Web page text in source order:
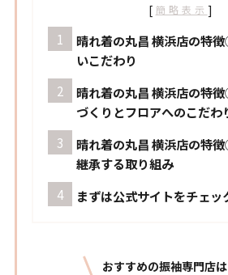
[ 簡略表示 ]
晴れ着の丸昌 横浜店の特
いこだわり
晴れ着の丸昌 横浜店の特
づくりとフロアへのこだわ
晴れ着の丸昌 横浜店の特
継承する取り組み
まずは公式サイトをチェッ
おすすめの振袖専門店